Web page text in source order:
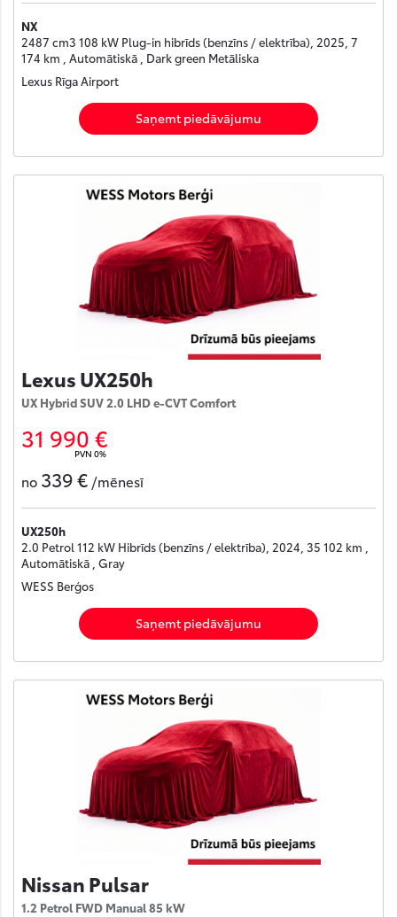
NX
2487 cm3 108 kW Plug-in hibrīds (benzīns / elektrība), 2025, 7
174 km , Automātiskā , Dark green Metāliska
Lexus Rīga Airport
Saņemt piedāvājumu
Lexus UX250h
UX Hybrid SUV 2.0 LHD e-CVT Comfort
31 990 €
PVN 0%
no 339 € /mēnesī
UX250h
2.0 Petrol 112 kW Hibrīds (benzīns / elektrība), 2024, 35 102 km ,
Automātiskā , Gray
WESS Berģos
Saņemt piedāvājumu
Nissan Pulsar
1.2 Petrol FWD Manual 85 kW